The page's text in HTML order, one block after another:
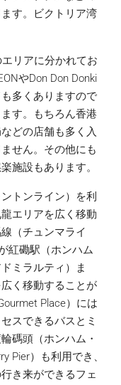
す。ビクトリア湾
リアに分かれてお
やDon Don Donki
多くありますので
す。もちろん香港
どの店舗も多く入
せん。その他にも
施設もあります。
トンライン）を利
エリアを広く移動
（チュンマライ
紅磡駅（ホンハム
ミラルティ）ま
く移動することが
Place）には
スできるバスとミ
碼頭（ホンハム・
Pier）も利用でき、
き来ができるフェ